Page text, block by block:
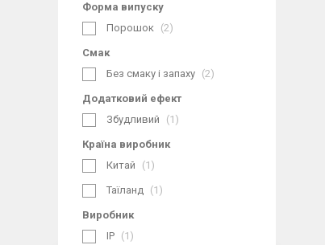
Форма випуску
Порошок
2
Смак
Без смаку і запаху
2
Додатковий ефект
Збудливий
1
Країна виробник
Китай
1
Таїланд 1
Виробник
IP
1